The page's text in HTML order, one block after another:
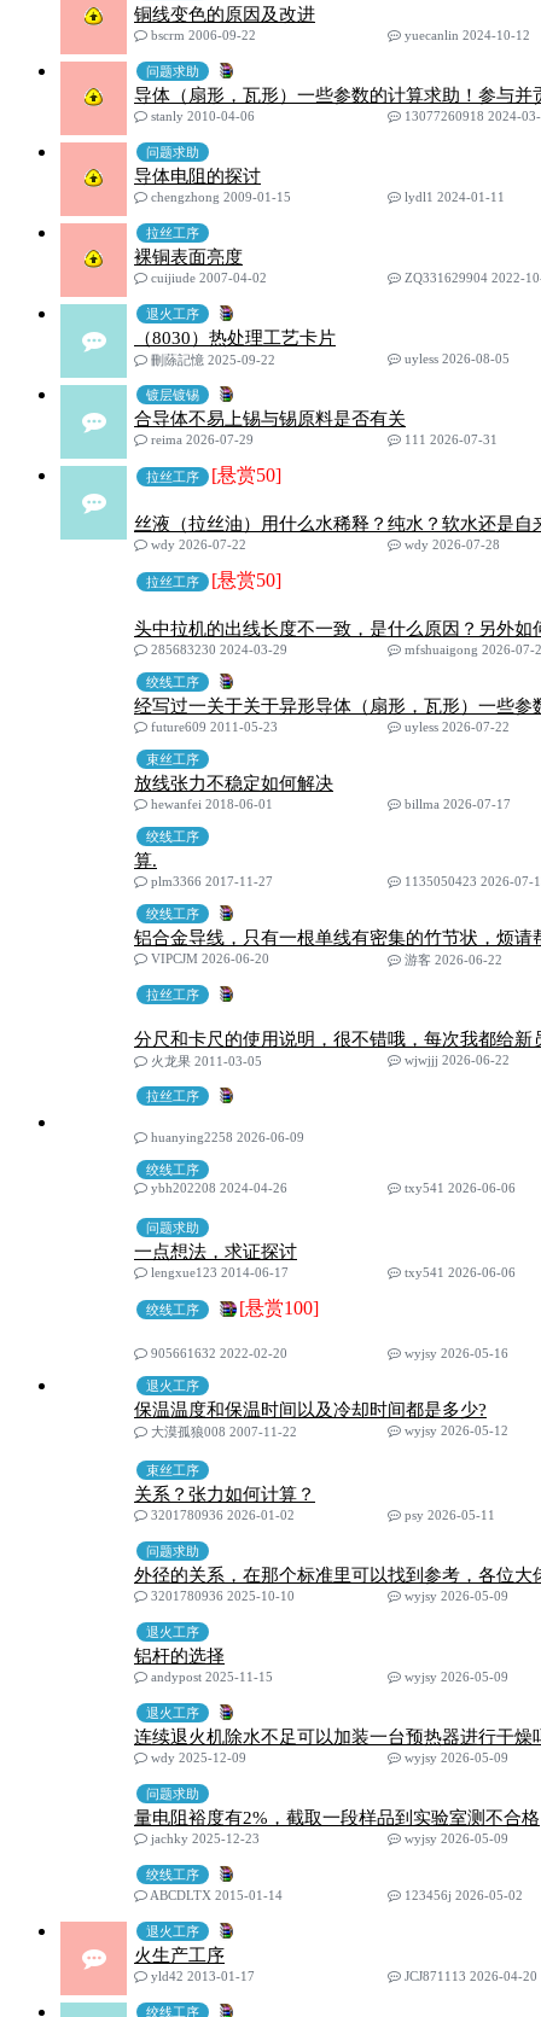
铜线变色的原因及改进
bscrm 2006-09-22
yuecanlin 2024-10-12
问题求助
导体（扇形，瓦形）一些参数的计算求助！参与并
stanly 2010-04-06
13077260918 2024-
问题求助
导体电阻的探讨
chengzhong 2009-01-15
lydl1 2024-01-11
拉丝工序
裸铜表面亮度
cuijiude 2007-04-02
ZQ331629904 2022-
退火工序
（8030）热处理工艺卡片
刪蒢記憶 2025-09-22
uyless 2026-08-05
镀层镀锡
合导体不易上锡与锡原料是否有关
reima 2026-07-29
111 2026-07-31
拉丝工序 [悬赏50]
丝液（拉丝油）用什么水稀释？纯水？软水还是自
wdy 2026-07-22
wdy 2026-07-28
拉丝工序 [悬赏50]
头中拉机的出线长度不一致，是什么原因？另外如
285683230 2024-03-29
mfshuaigong 2026-07-
绞线工序
经写过一关于关于异形导体（扇形，瓦形）一些参
future609 2011-05-23
uyless 2026-07-22
束丝工序
放线张力不稳定如何解决
hewanfei 2018-06-01
billma 2026-07-17
绞线工序
算.
plm3366 2017-11-27
1135050423 2026-07-
绞线工序
铝合金导线，只有一根单线有密集的竹节状，烦请
VIPCJM 2026-06-20
游客 2026-06-22
拉丝工序
分尺和卡尺的使用说明，很不错哦，每次我都给新
火龙果 2011-03-05
wjwjjj 2026-06-22
拉丝工序
huanying2258 2026-06-09
绞线工序
ybh202208 2024-04-26
txy541 2026-06-06
问题求助
一点想法，求证探讨
lengxue123 2014-06-17
txy541 2026-06-06
绞线工序 [悬赏100]
905661632 2022-02-20 wyjsy 2026-05-16
退火工序
保温温度和保温时间以及冷却时间都是多少?
大漠孤狼008 2007-11-22
wyjsy 2026-05-12
束丝工序
关系？张力如何计算？
3201780936 2026-01-02
psy 2026-05-11
问题求助
外径的关系，在那个标准里可以找到参考，各位大
3201780936 2025-10-10
wyjsy 2026-05-09
退火工序
铝杆的选择
andypost 2025-11-15
wyjsy 2026-05-09
退火工序
连续退火机除水不足可以加装一台预热器进行干燥
wdy 2025-12-09
wyjsy 2026-05-09
问题求助
量电阻裕度有2%，截取一段样品到实验室测不合格
jachky 2025-12-23
wyjsy 2026-05-09
绞线工序
ABCDLTX 2015-01-14 123456j 2026-05-02
退火工序
火生产工序
yld42 2013-01-17
JCJ871113 2026-04-20
绞线工序